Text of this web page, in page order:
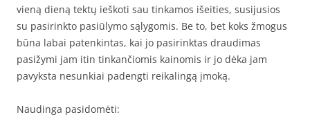
vieną dieną tektų ieškoti sau tinkamos išeities, susijusios
su pasirinkto pasiūlymo sąlygomis. Be to, bet koks žmogus
būna labai patenkintas, kai jo pasirinktas draudimas
pasižymi jam itin tinkančiomis kainomis ir jo dėka jam
pavyksta nesunkiai padengti reikalingą įmoką.
Naudinga pasidomėti: